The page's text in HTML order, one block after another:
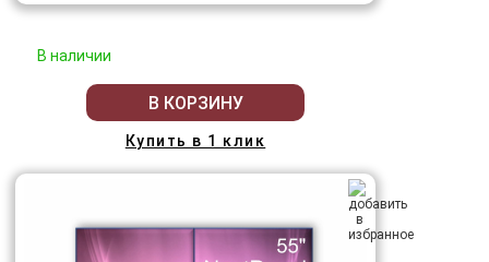
В наличии
В КОРЗИНУ
Купить в 1 клик